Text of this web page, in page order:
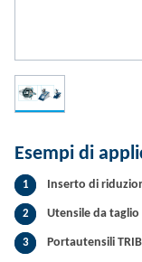
Esempi di
1 Inserto di
2 Utensile da taglio
3 Portautensili